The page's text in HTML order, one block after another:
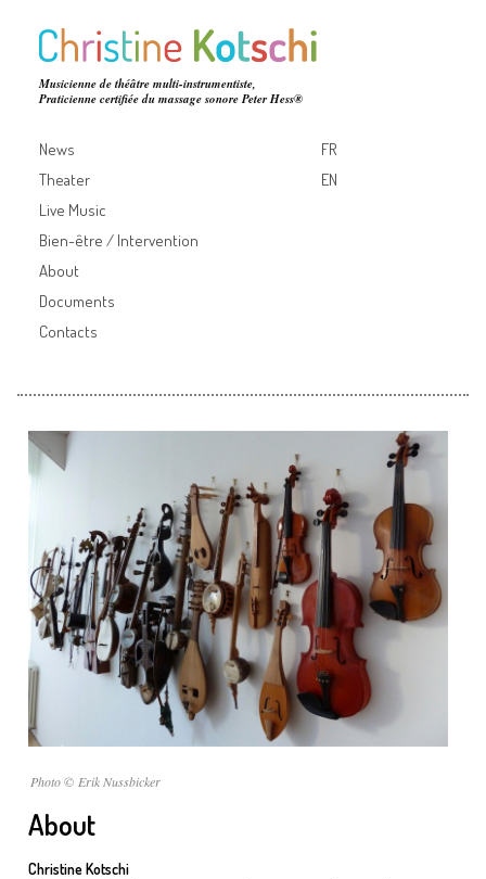
Musicienne de théâtre multi-instrumentiste,
Praticienne certifiée du massage sonore Peter Hess®
News
Theater
Live Music
Bien-être / Intervention
About
Documents
Contacts
FR
EN
Photo © Erik Nussbicker
About
Christine Kotschi